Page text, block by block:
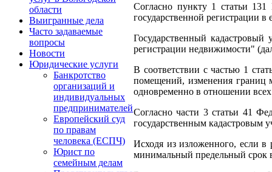
области
Выигранные дела
Часто задаваемые
вопросы
Новости
Юридические услуги
Банкротство
организаций и
индивидуальных
предпринимателей
Европейский суд
по правам
человека (ЕСПЧ)
Юрист по
семейным делам
Согласно пункту 1 статьи
государственной регистрации
Государственный
регистрации недвижимости"
В соответствии с частью 1
помещений, изменения границ
одновременно в отношении
Согласно части 3 статьи 41
государственным кадастровым
Исходя из изложенного, если
минимальный предельный срок